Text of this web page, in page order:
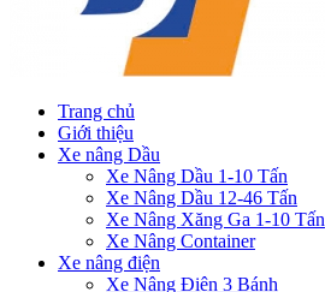
Trang chủ
Giới thiệu
Xe nâng Dầu
Xe Nâng Dầu 1-10 Tấn
Xe Nâng Dầu 12-46 Tấn
Xe Nâng Xăng Ga 1-10 Tấn
Xe Nâng Container
Xe nâng điện
Xe Nâng Điện 3 Bánh